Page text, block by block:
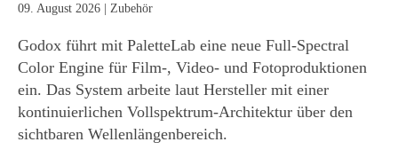
09. August 2026 Zubehör
Godox führt mit PaletteLab eine neue Full-Spectral
Color Engine für Film-, Video- und Fotoproduktionen
ein. Das System arbeite laut Hersteller mit einer
kontinuierlichen Vollspektrum-Architektur über den
sichtbaren Wellenlängenbereich.